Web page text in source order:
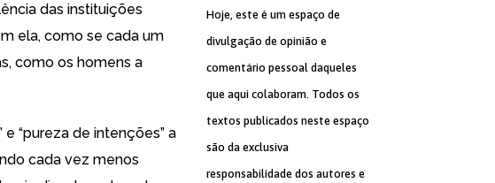
das instituições
ela, como se cada um
como os homens a
“pureza de intenções” a
cada vez menos
Hoje, este é um espaço de
divulgação de opinião e
comentário pessoal daqueles
que aqui colaboram. Todos os
textos publicados neste espaço
são da exclusiva
responsabilidade dos autores e